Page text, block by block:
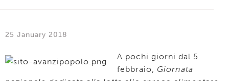
25 January 2018
A pochi giorni dal 5
febbraio, Giornata